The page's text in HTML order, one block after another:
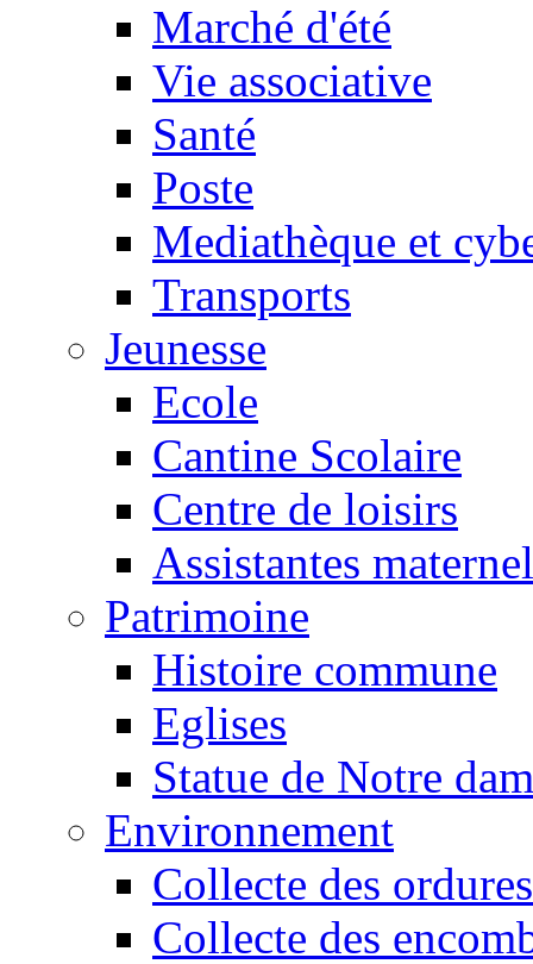
Marché d'été
Vie associative
Santé
Poste
Mediathèque et
Transports
Jeunesse
Ecole
Cantine Scolaire
Centre de loisirs
Assistantes
Patrimoine
Histoire commune
Eglises
Statue de Notre
Environnement
Collecte des ordures
Collecte des